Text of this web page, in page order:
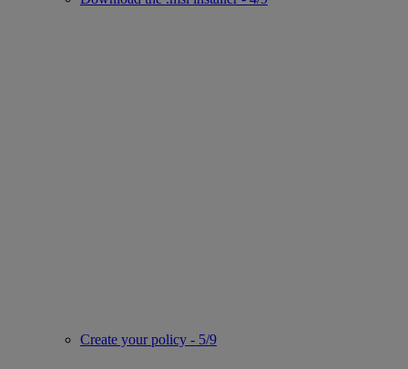
Create your policy - 5/9